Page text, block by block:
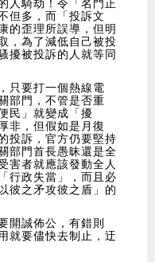
人騎劫！令「名門正
但多，而「投訴文
的歪理所誤導，但明
，為了減低自己被投
擾被投訴的人就等同
只要打一個熱線電
部門，不管是否重
民」就變成「擾
非，但假如是月復
投訴，官方仍要堅持
部門首長愚昧還是全
害者就應該發動全人
行政失當」，而且必
彼之矛攻彼之盾」的
開誠佈公，有錯則
就要儘快去制止，迂